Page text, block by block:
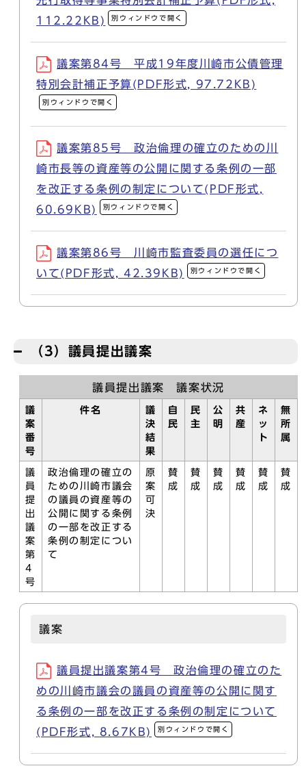
112.22KB)
別ウィンドウで開く
議案第84号 平成19年度川崎市公債管理
特別会計補正予算(PDF形式, 97.72KB)
別ウィンドウで開く
議案第85号 政治倫理の確立のための川
崎市長等の資産等の公開に関する条例の一部
を改正する条例の制定について(PDF形式,
60.69KB)
別ウィンドウで開く
議案第86号 川崎市監査委員の選任につ
いて(PDF形式, 42.39KB)
別ウィンドウで開く
（3）議員提出議案
議員提出議案 議案状況
議
案
番
号
件名
議
決
結
果
自
民
民
主
公
明
共
産
ネ
ッ
ト
無
所
属
議
員
提
出
議
案
第
4
号
政治倫理の確立の
ための川崎市議会
の議員の資産等の
公開に関する条例
の一部を改正する
条例の制定につい
て
原
案
可
決
賛
成
賛
成
賛
成
賛
成
賛
成
賛
成
議案
議員提出議案第4号 政治倫理の確立のた
めの川崎市議会の議員の資産等の公開に関す
る条例の一部を改正する条例の制定について
(PDF形式, 8.67KB)
別ウィンドウで開く